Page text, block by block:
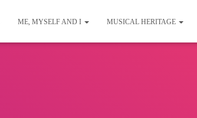
ME, MYSELF AND I MUSICAL HERITAGE